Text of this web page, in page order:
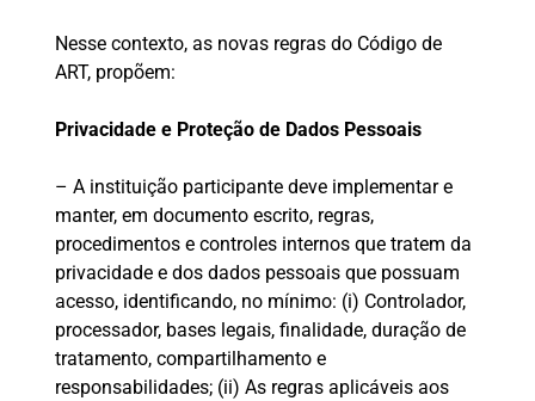
Nesse contexto, as novas regras do Código de
ART, propõem:
Privacidade e Proteção de Dados Pessoais
– A instituição participante deve implementar e
manter, em documento escrito, regras,
procedimentos e controles internos que tratem da
privacidade e dos dados pessoais que possuam
acesso, identificando, no mínimo: (i) Controlador,
processador, bases legais, finalidade, duração de
tratamento, compartilhamento e
responsabilidades; (ii) As regras aplicáveis aos